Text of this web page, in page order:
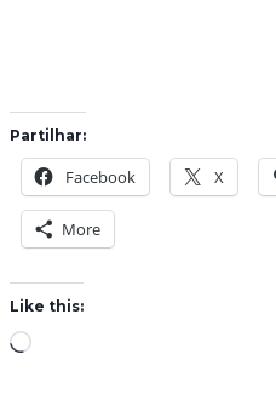
Partilhar:
Facebook X
More
Like this:
L